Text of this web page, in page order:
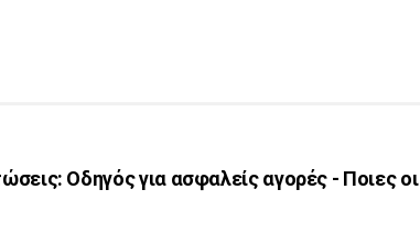
Οδηγός για ασφαλείς αγορές - Ποιες οι